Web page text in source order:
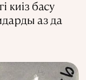
киіз басу
аз да